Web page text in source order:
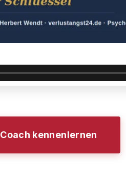
Coach kennenlernen